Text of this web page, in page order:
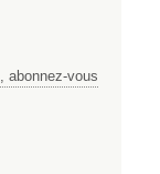
, abonnez-vous